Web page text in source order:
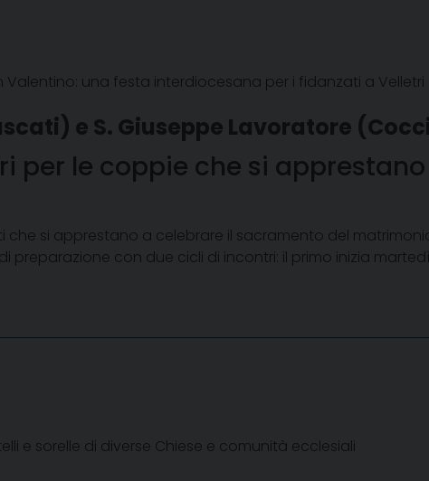
una festa interdiocesana per i fidanzati a Velletri
e S. Giuseppe Lavoratore
per le coppie che si
che si apprestano a celebrare il sacramento del
preparazione con due cicli di incontri: il primo inizia
e sorelle di diverse Chiese e comunità ecclesiali